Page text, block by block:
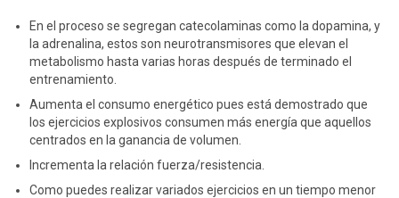
En el proceso se segregan catecolaminas como la dopamina, y
la adrenalina, estos son neurotransmisores que elevan el
metabolismo hasta varias horas después de terminado el
entrenamiento.
Aumenta el consumo energético pues está demostrado que
los ejercicios explosivos consumen más energía que aquellos
centrados en la ganancia de volumen.
Incrementa la relación fuerza/resistencia.
Como puedes realizar variados ejercicios en un tiempo menor